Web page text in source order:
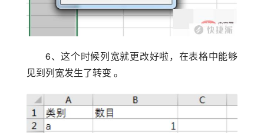
6、这个时候列宽就更改好啦，在表格中能够
见到列宽发生了转变 。